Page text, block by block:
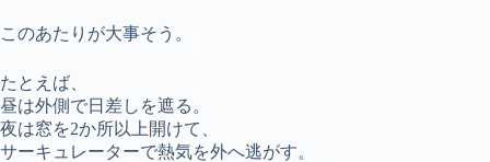
このあたりが大事そう。
たとえば、
昼は外側で日差しを遮る。
夜は窓を2か所以上開けて、
サーキュレーターで熱気を外へ逃がす。